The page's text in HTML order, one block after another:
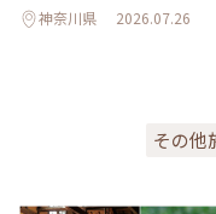
神奈川県 2026.07.26
その他